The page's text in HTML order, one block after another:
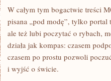
W całym tym bogactwie treści
pisana „pod modę”, tylko
ale też lubi poczytać o rybach,
działa jak kompas: czasem
czasem po prostu pozwoli
i wyjść o świcie.